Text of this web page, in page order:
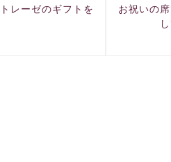
レーゼのギフトを
お祝いの